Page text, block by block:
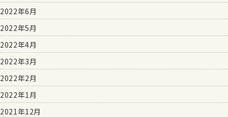
2022年6月
2022年5月
2022年4月
2022年3月
2022年2月
2022年1月
2021年12月